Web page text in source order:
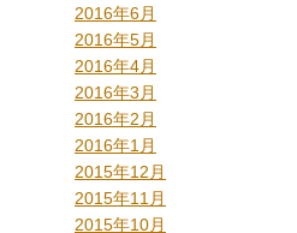
2016年6月
2016年5月
2016年4月
2016年3月
2016年2月
2016年1月
2015年12月
2015年11月
2015年10月